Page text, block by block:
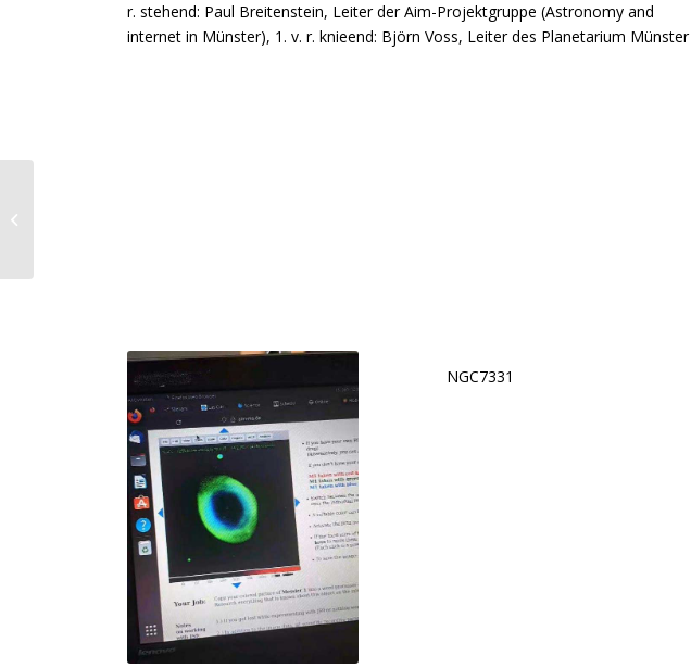
r. stehend: Paul Breitenstein, Leiter der Aim-Projektgruppe (Astronomy and
internet in Münster), 1. v. r. knieend: Björn Voss, Leiter des Planetarium Münster
NGC7331